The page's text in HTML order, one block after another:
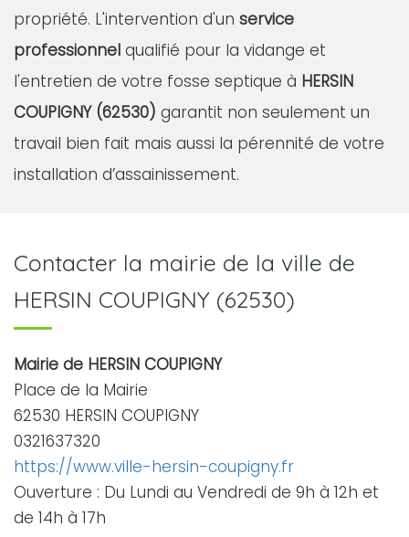
propriété. L'intervention d'un service
professionnel qualifié pour la vidange et
l'entretien de votre fosse septique à HERSIN
COUPIGNY (62530) garantit non seulement un
travail bien fait mais aussi la pérennité de votre
installation d’assainissement.
Contacter la mairie de la ville de
HERSIN COUPIGNY (62530)
Mairie de HERSIN COUPIGNY
Place de la Mairie
62530 HERSIN COUPIGNY
0321637320
https://www.ville-hersin-coupigny.fr
Ouverture : Du Lundi au Vendredi de 9h à 12h et
de 14h à 17h